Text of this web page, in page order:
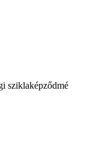
sziklaképződmé